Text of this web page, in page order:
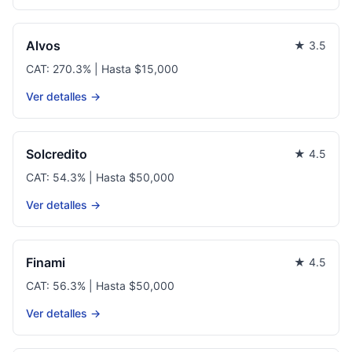
Alvos
★ 3.5
CAT: 270.3% | Hasta $15,000
Ver detalles →
Solcredito
★ 4.5
CAT: 54.3% | Hasta $50,000
Ver detalles →
Finami
★ 4.5
CAT: 56.3% | Hasta $50,000
Ver detalles →